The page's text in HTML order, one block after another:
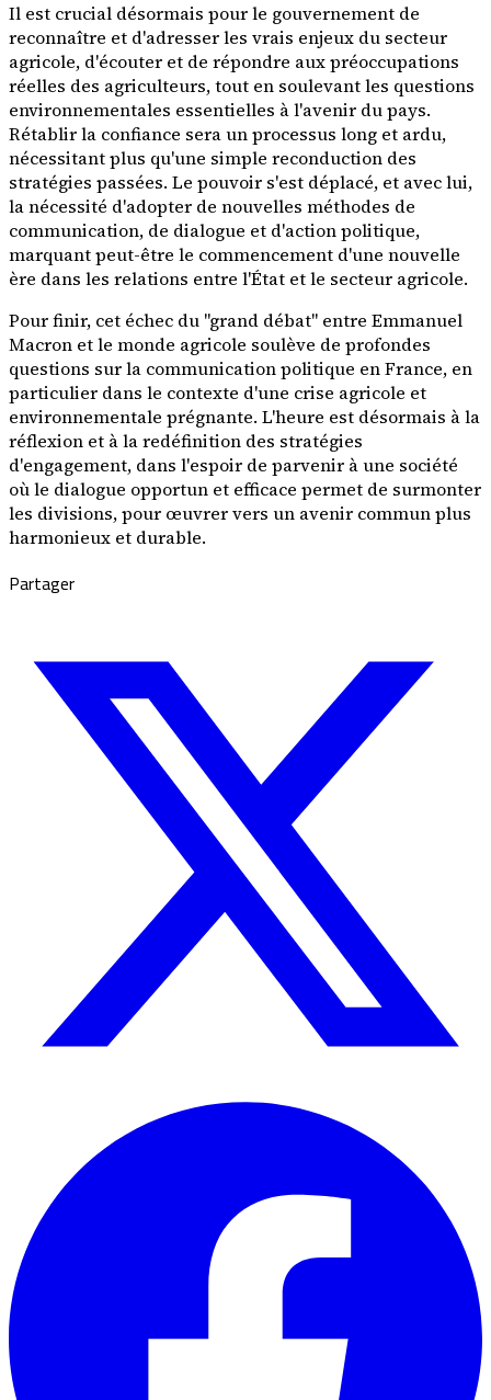
Il est crucial désormais pour le gouvernement de
reconnaître et d'adresser les vrais enjeux du secteur
agricole, d'écouter et de répondre aux préoccupations
réelles des agriculteurs, tout en soulevant les questions
environnementales essentielles à l'avenir du pays.
Rétablir la confiance sera un processus long et ardu,
nécessitant plus qu'une simple reconduction des
stratégies passées. Le pouvoir s'est déplacé, et avec lui,
la nécessité d'adopter de nouvelles méthodes de
communication, de dialogue et d'action politique,
marquant peut-être le commencement d'une nouvelle
ère dans les relations entre l'État et le secteur agricole.
Pour finir, cet échec du "grand débat" entre Emmanuel
Macron et le monde agricole soulève de profondes
questions sur la communication politique en France, en
particulier dans le contexte d'une crise agricole et
environnementale prégnante. L'heure est désormais à la
réflexion et à la redéfinition des stratégies
d'engagement, dans l'espoir de parvenir à une société
où le dialogue opportun et efficace permet de surmonter
les divisions, pour œuvrer vers un avenir commun plus
harmonieux et durable.
Partager